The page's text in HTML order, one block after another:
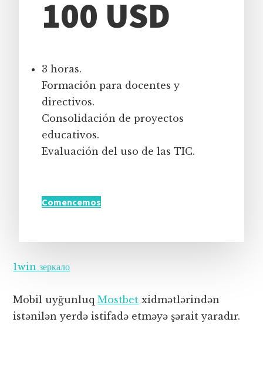
100 USD
3 horas.
Formación para docentes y
directivos.
Consolidación de proyectos
educativos.
Evaluación del uso de las TIC.
Comencemos
1win зеркало
Mobil uyğunluqMostbet xidmətlərindən
istənilən yerdə istifadə etməyə şərait yaradır.